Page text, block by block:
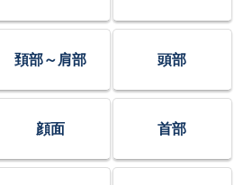
頚部～肩部 頭部
顔面 首部